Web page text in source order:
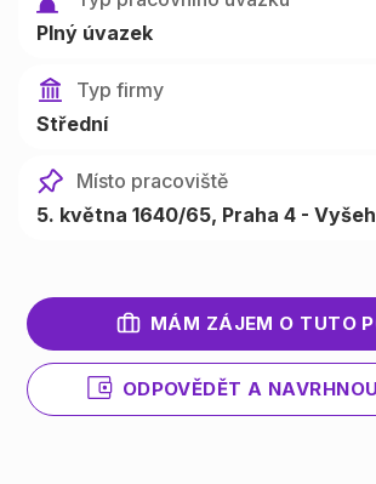
Plný úvazek
Typ firmy
Střední
Místo pracoviště
5. května 1640/65, Praha 4 -
MÁM ZÁJEM O TUTO
ODPOVĚDĚT A